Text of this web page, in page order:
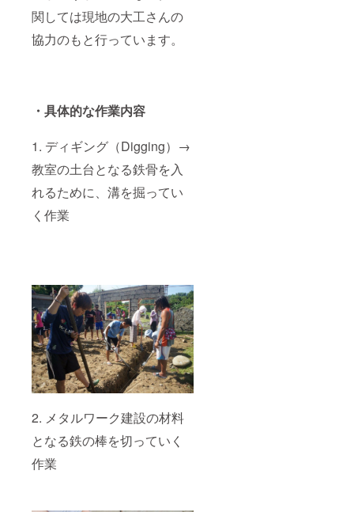
関しては現地の大工さんの
協力のもと行っています。
・具体的な作業内容
1. ディギング（Digging）→
教室の土台となる鉄骨を入
れるために、溝を掘ってい
く作業
2. メタルワーク建設の材料
となる鉄の棒を切っていく
作業